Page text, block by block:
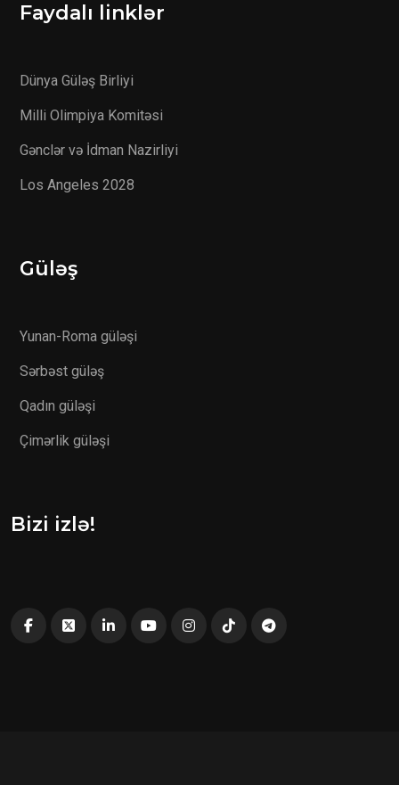
Faydalı linklər
Dünya Güləş Birliyi
Milli Olimpiya Komitəsi
Gənclər və İdman Nazirliyi
Los Angeles 2028
Güləş
Yunan-Roma güləşi
Sərbəst güləş
Qadın güləşi
Çimərlik güləşi
Bizi izlə!